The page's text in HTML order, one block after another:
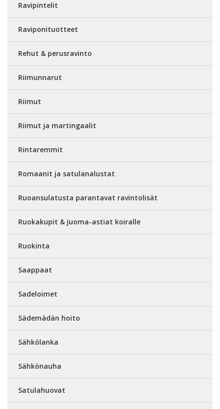
Ravipintelit
Raviponituotteet
Rehut & perusravinto
Riimunnarut
Riimut
Riimut ja martingaalit
Rintaremmit
Romaanit ja satulanalustat
Ruoansulatusta parantavat ravintolisät
Ruokakupit & juoma-astiat koiralle
Ruokinta
Saappaat
Sadeloimet
Sädemädän hoito
Sähkölanka
Sähkönauha
Satulahuovat